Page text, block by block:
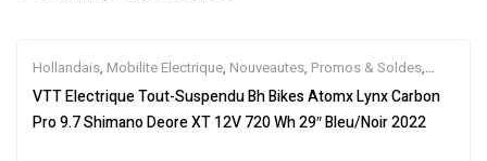
Hollandais, Mobilite Electrique, Nouveautes, Promos & Soldes,
Tout-Suspendus,Vélo électrique ville,Velos Electriques,VTT
Électriques
VTT Electrique Tout-Suspendu Bh Bikes Atomx Lynx Carbon
Pro 9.7 Shimano Deore XT 12V 720 Wh 29″ Bleu/Noir 2022